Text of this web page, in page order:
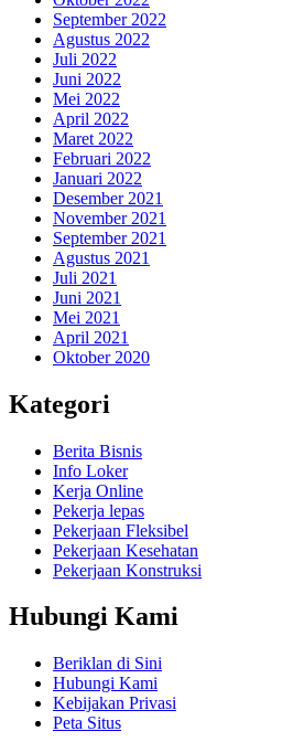
September 2022
Agustus 2022
Juli 2022
Juni 2022
Mei 2022
April 2022
Maret 2022
Februari 2022
Januari 2022
Desember 2021
November 2021
September 2021
Agustus 2021
Juli 2021
Juni 2021
Mei 2021
April 2021
Oktober 2020
Kategori
Berita Bisnis
Info Loker
Kerja Online
Pekerja lepas
Pekerjaan Fleksibel
Pekerjaan Kesehatan
Pekerjaan Konstruksi
Hubungi Kami
Beriklan di Sini
Hubungi Kami
Kebijakan Privasi
Peta Situs